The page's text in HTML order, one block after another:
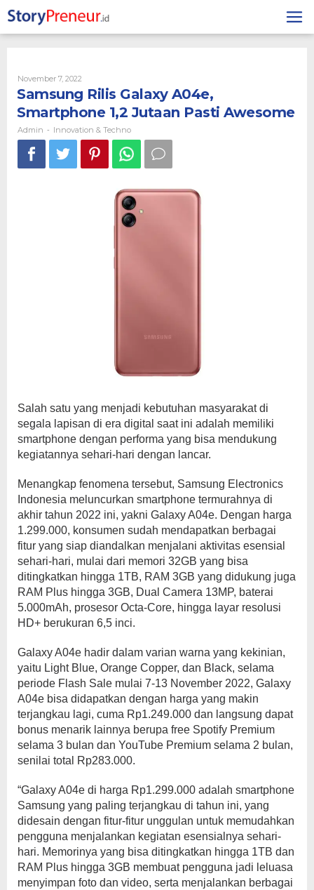
to
content
November 7, 2022
Admin
Samsung Rilis Galaxy A04e,
Smartphone 1,2 Jutaan Pasti Awesome
Admin - Innovation & Techno
Salah satu yang menjadi kebutuhan masyarakat di
segala lapisan di era digital saat ini adalah memiliki
smartphone dengan performa yang bisa mendukung
kegiatannya sehari-hari dengan lancar.
Menangkap fenomena tersebut, Samsung Electronics
Indonesia meluncurkan smartphone termurahnya di
akhir tahun 2022 ini, yakni Galaxy A04e. Dengan harga
1.299.000, konsumen sudah mendapatkan berbagai
fitur yang siap diandalkan menjalani aktivitas esensial
sehari-hari, mulai dari memori 32GB yang bisa
ditingkatkan hingga 1TB, RAM 3GB yang didukung juga
RAM Plus hingga 3GB, Dual Camera 13MP, baterai
5.000mAh, prosesor Octa-Core, hingga layar resolusi
HD+ berukuran 6,5 inci.
Galaxy A04e hadir dalam varian warna yang kekinian,
yaitu Light Blue, Orange Copper, dan Black, selama
periode Flash Sale mulai 7-13 November 2022, Galaxy
A04e bisa didapatkan dengan harga yang makin
terjangkau lagi, cuma Rp1.249.000 dan langsung dapat
bonus menarik lainnya berupa free Spotify Premium
selama 3 bulan dan YouTube Premium selama 2 bulan,
senilai total Rp283.000.
“Galaxy A04e di harga Rp1.299.000 adalah smartphone
Samsung yang paling terjangkau di tahun ini, yang
didesain dengan fitur-fitur unggulan untuk memudahkan
pengguna menjalankan kegiatan esensialnya sehari-
hari. Memorinya yang bisa ditingkatkan hingga 1TB dan
RAM Plus hingga 3GB membuat pengguna jadi leluasa
menyimpan foto dan video, serta menjalankan berbagai